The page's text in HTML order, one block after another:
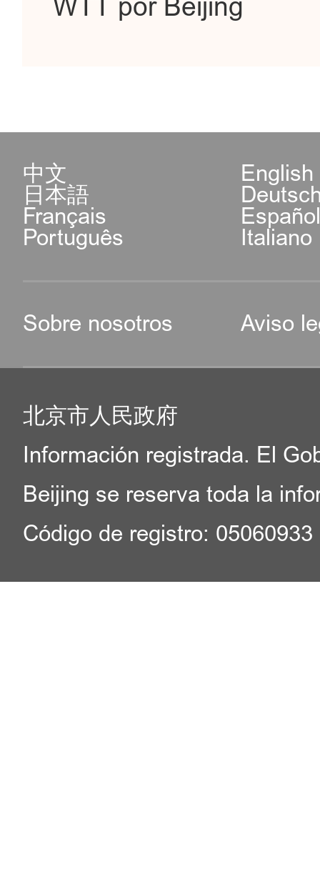
中文 English
日本語
Français
Português Italiano
Sobre nosotros Aviso
北京市人民政府
Información registrada. El
Beijing se reserva toda la
Código de registro: 05060933